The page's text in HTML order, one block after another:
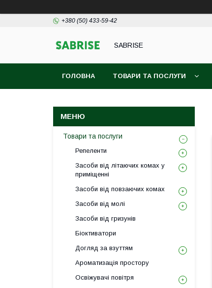
+380 (50) 433-59-42
SABRISE
ГОЛОВНА ТОВАРИ ТА ПОСЛУГИ
Товари та послуги
Репеленти
Засоби від літаючих комах у
приміщенні
Засоби від повзаючих комах
Засоби від молі
Засоби від гризунів
Біоктиватори
Догляд за взуттям
Ароматизація простору
Освіжувачі повітря